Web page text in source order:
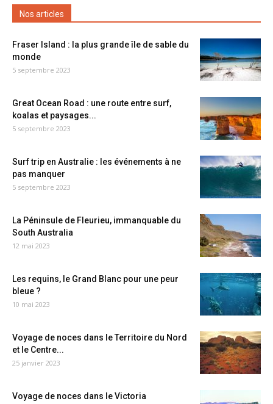
Nos articles
Fraser Island : la plus grande île de sable du
monde
5 septembre 2023
Great Ocean Road : une route entre surf,
koalas et paysages...
5 septembre 2023
Surf trip en Australie : les événements à ne
pas manquer
5 septembre 2023
La Péninsule de Fleurieu, immanquable du
South Australia
12 mai 2023
Les requins, le Grand Blanc pour une peur
bleue ?
10 mai 2023
Voyage de noces dans le Territoire du Nord
et le Centre...
25 janvier 2023
Voyage de noces dans le Victoria